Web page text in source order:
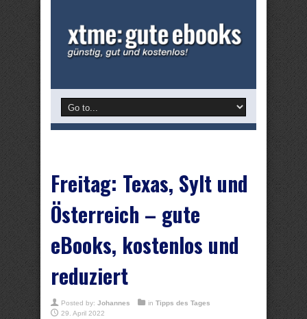
Freitag: Texas, Sylt und
Österreich – gute
eBooks, kostenlos und
reduziert
Posted by: Johannes in Tipps des Tages
29. April 2022